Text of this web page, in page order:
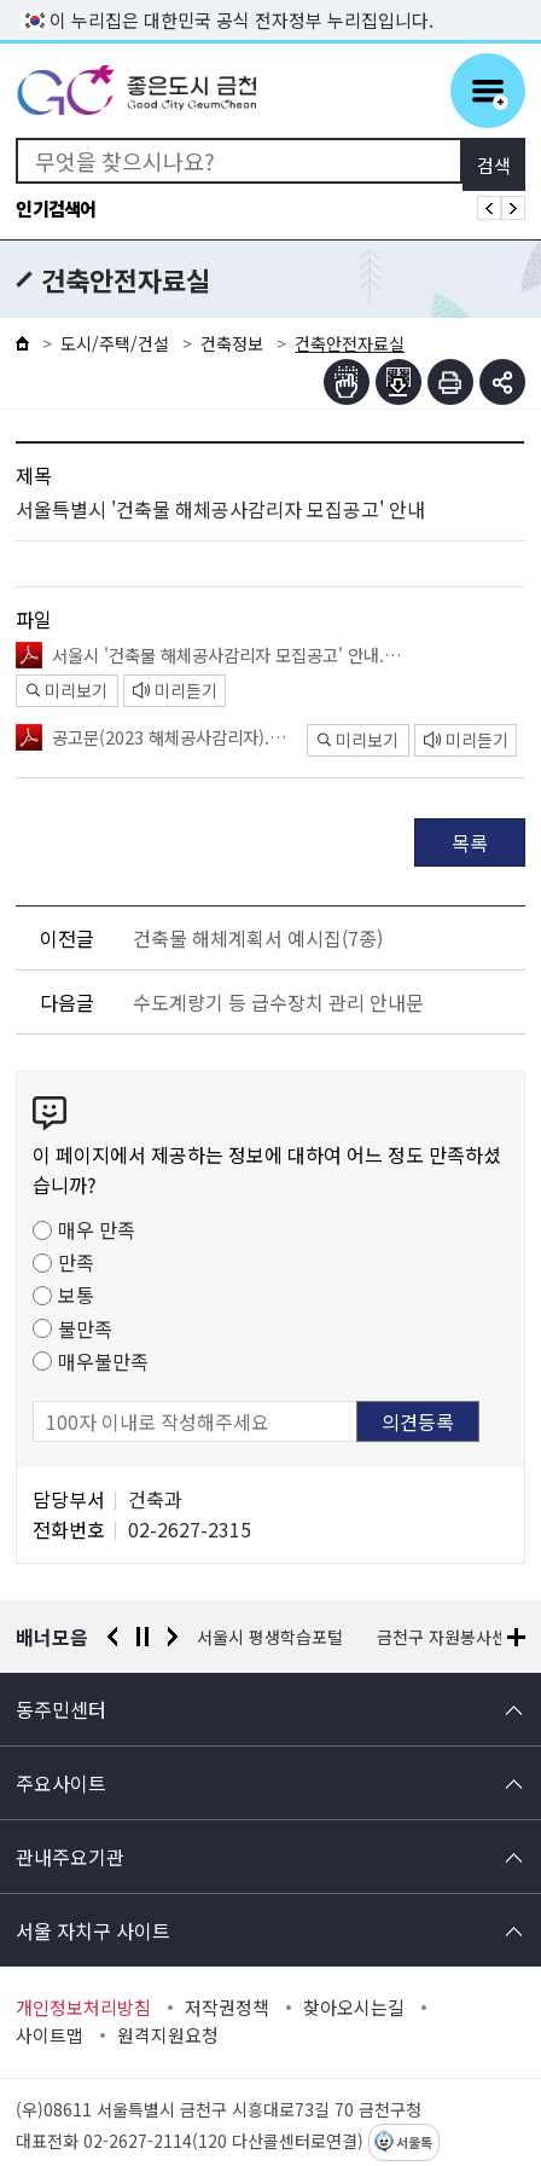
본문 바로가기
이 누리집은 대한민국 공식 전자정부 누리집입니다.
인기검색어
건축안전자료실
도시/주택/건설 건축정보 건축안전자료실
제목
서울특별시 '건축물 해체공사감리자 모집공고' 안내
파일
서울시 '건축물 해체공사감리자 모집공고' 안내.pdf
미리보기 미리듣기
공고문(2023 해체공사감리자).pdf 미리보기 미리듣기
목록
이전글 건축물 해체계획서 예시집(7종)
다음글 수도계량기 등 급수장치 관리 안내문
텐
츠
만
도
조
사
이 페이지에서 제공하는 정보에 대하여 어느 정도 만족하셨
습니까?
매우 만족
만족
보통
불만족
매우불만족
당
자
담당부서
건축과
전화번호
02-2627-2315
배너모음
찰청 유실물 통합포털 서울시 평생학습포털 금천구 자원봉사센터
동주민센터
주요사이트
관내주요기관
서울 자치구 사이트
개인정보처리방침 저작권정책
찾아오시는길
사이트맵
원격지원요청
(우)08611 서울특별시 금천구 시흥대로73길 70금천구청
대표전화 02-2627-2114(120 다산콜센터로연결)
서울톡